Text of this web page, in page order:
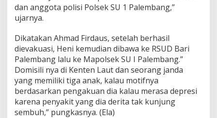
dan anggota polisi Polsek SU 1 Palembang,”
ujarnya.
Dikatakan Ahmad Firdaus, setelah berhasil
dievakuasi, Heni kemudian dibawa ke RSUD Bari
Palembang lalu ke Mapolsek SU I Palembang.”
Domisili nya di Kenten Laut dan seorang janda
yang memiliki tiga anak, kalau motifnya
berdasarkan pengakuan dia kalau merasa depresi
karena penyakit yang dia derita tak kunjung
sembuh,” pungkasnya. (Ela)